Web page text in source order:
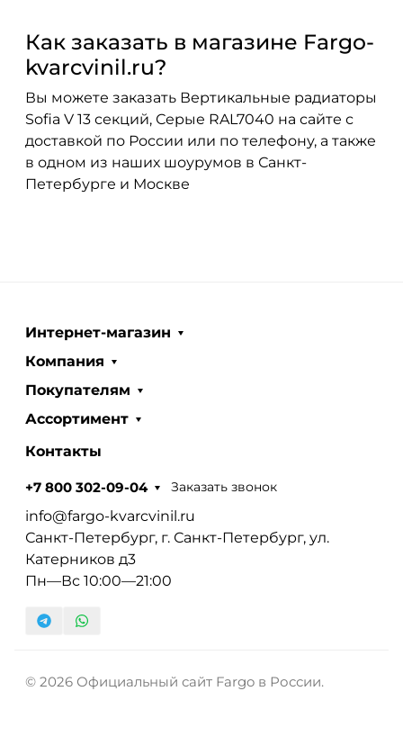
Как заказать в магазине Fargo-
kvarcvinil.ru?
Вы можете заказать Вертикальные радиаторы
Sofia V 13 секций, Серые RAL7040 на сайте с
доставкой по России или по телефону, а также
в одном из наших шоурумов в Санкт-
Петербурге и Москве
Интернет-магазин
Компания
Покупателям
Ассортимент
Контакты
+7 800 302-09-04 Заказать звонок
info@fargo-kvarcvinil.ru
Санкт-Петербург, г. Санкт-Петербург, ул.
Катерников д3
Пн—Вс 10:00—21:00
© 2026 Официальный сайт Fargo в России.